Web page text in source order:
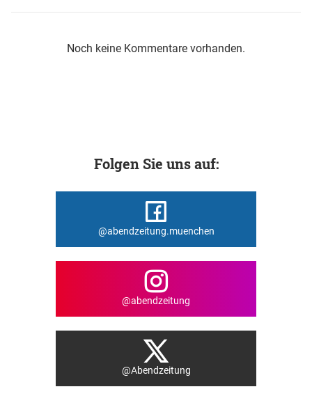
Noch keine Kommentare vorhanden.
Folgen Sie uns auf:
@abendzeitung.muenchen
@abendzeitung
@Abendzeitung